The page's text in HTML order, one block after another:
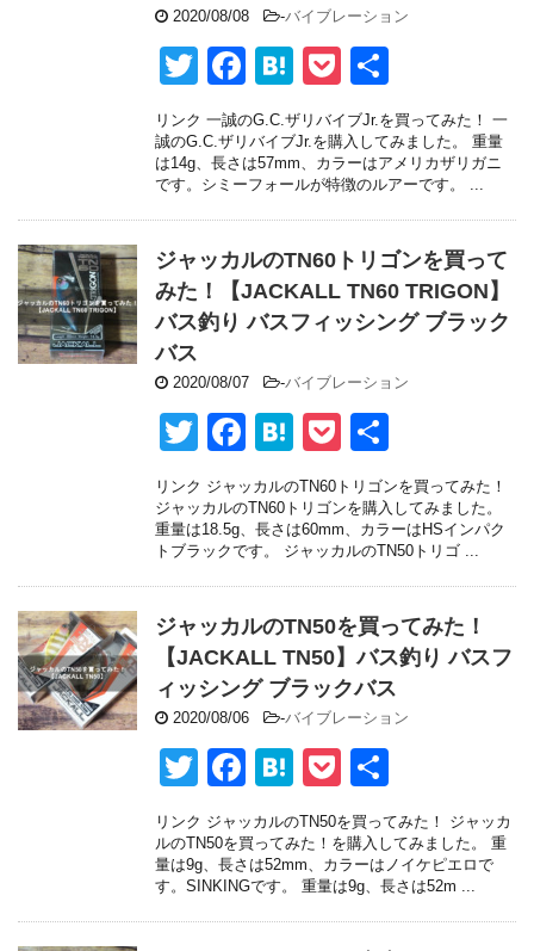
2020/08/08 -バイブレーション
T
wi
tt
er
F
a
c
e
b
o
o
k
H
at
e
n
a
P
o
ck
et
有
リンク 一誠のG.C.ザリバイブJr.を買ってみた！ 一
誠のG.C.ザリバイブJr.を購入してみました。 重量
は14g、長さは57mm、カラーはアメリカザリガニ
です。シミーフォールが特徴のルアーです。 ...
ジャッカルのTN60トリゴンを買って
みた！【JACKALL TN60 TRIGON】
バス釣り バスフィッシング ブラック
バス
2020/08/07 -バイブレーション
T
wi
tt
er
F
a
c
e
b
o
o
k
H
at
e
n
a
P
o
ck
et
有
リンク ジャッカルのTN60トリゴンを買ってみた！
ジャッカルのTN60トリゴンを購入してみました。
重量は18.5g、長さは60mm、カラーはHSインパク
トブラックです。 ジャッカルのTN50トリゴ ...
ジャッカルのTN50を買ってみた！
【JACKALL TN50】バス釣り バスフ
ィッシング ブラックバス
2020/08/06 -バイブレーション
T
wi
tt
er
F
a
c
e
b
H
at
e
n
a
P
o
ck
et
有
リンク ジャッカルのTN50を買ってみた！ ジャッカ
ルのTN50を買ってみた！を購入してみました。 重
量は9g、長さは52mm、カラーはノイケピエロで
す。SINKINGです。 重量は9g、長さは52m ...